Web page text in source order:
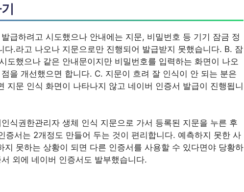
급하려고 시도했으나 안내에는 지문, 비밀번호 등 기기 잠금 정
다.라고 나오나 지문으로만 진행되어 발급받지 못했습니다. B. 잠
도했으나 같은 안내문이지만 비밀번호를 입력하는 화면이 나오
을 개선했으면 합니다. C. 지문이 흐려 잘 인식이 안 되는 분은
지문 인식 화면이 나타나지 않고 네이버 인증서 발급이 진행됩니
식권한관리자 생체 인식 지문으로 가서 등록된 지문을 누른 후
증서는 2개정도 만들어 두는 것이 편리합니다. 예측하지 못한 사
지 못하는 상황이 되면 다른 인증서를 사용할 수 있다면야 당황하
외에 네이버 인증서도 발부했습니다.